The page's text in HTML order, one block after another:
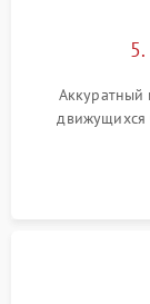
Аккуратный
движущихся